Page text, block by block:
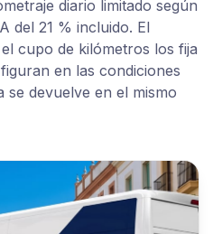
diario limitado según
del 21 % incluido. El
cupo de kilómetros los fija
en las condiciones
devuelve en el mismo